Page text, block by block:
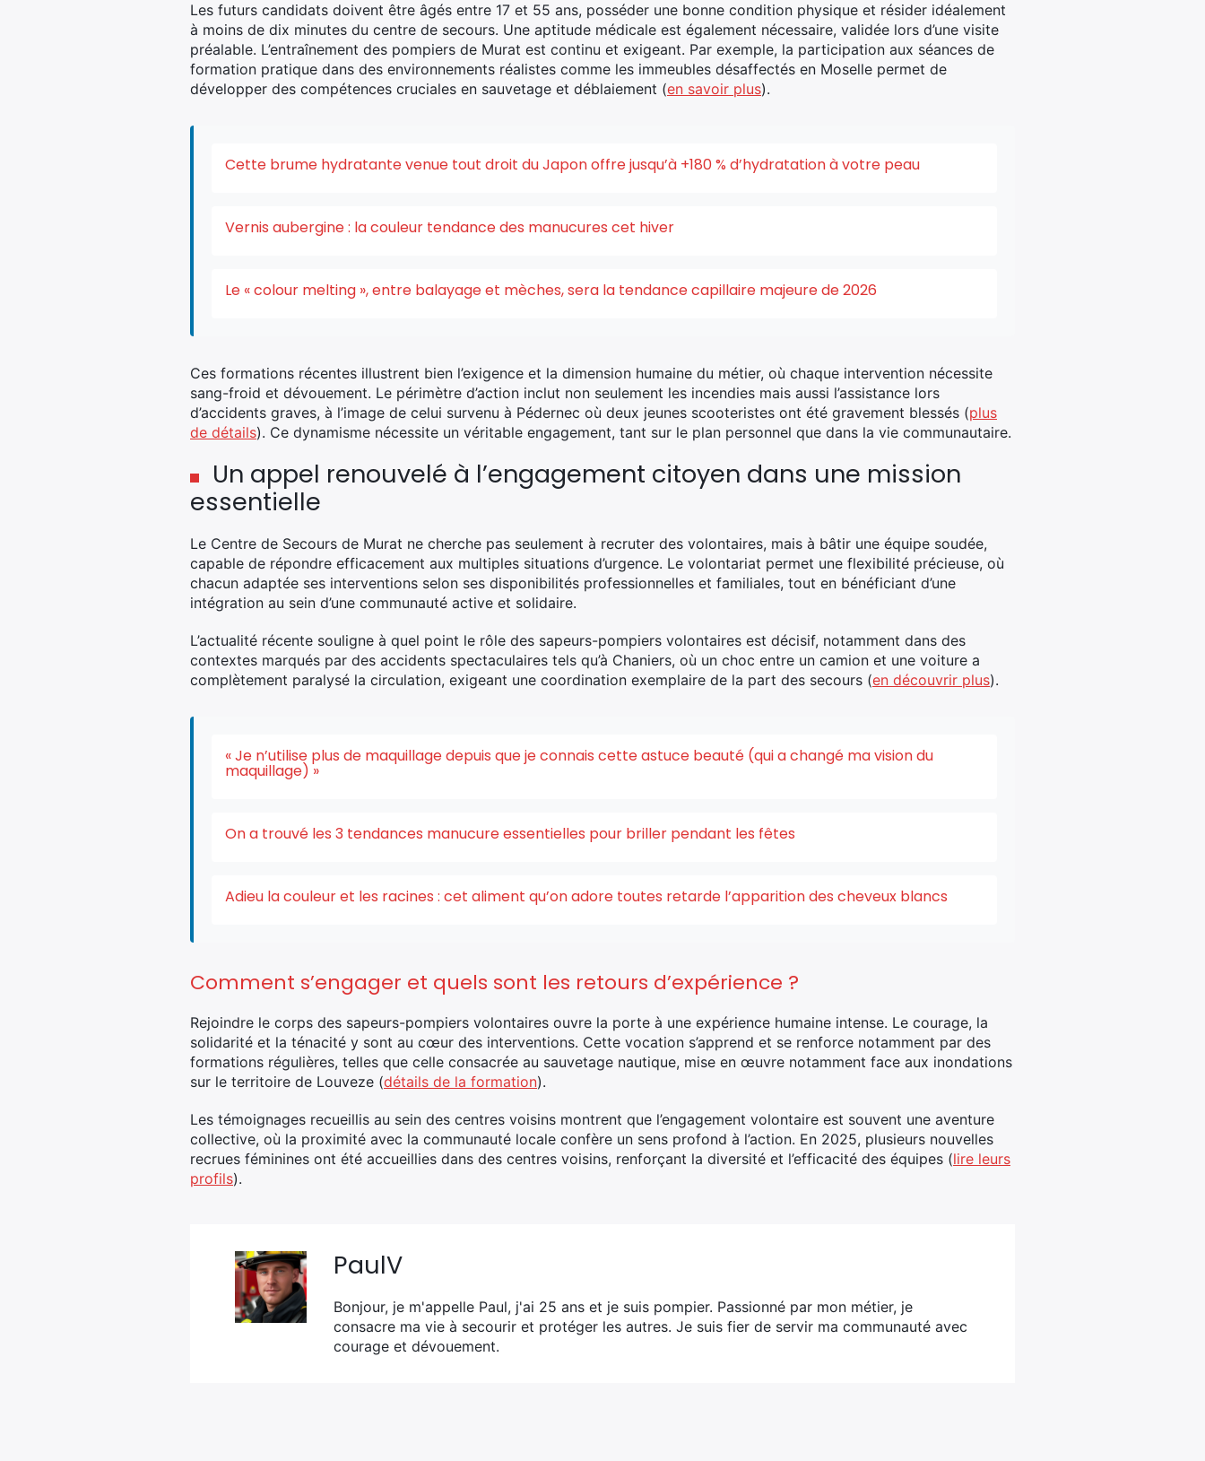
Les futurs candidats doivent être âgés entre 17 et 55 ans, posséder une bonne condition physique et résider idéalement
à moins de dix minutes du centre de secours. Une aptitude médicale est également nécessaire, validée lors d’une visite
préalable. L’entraînement des pompiers de Murat est continu et exigeant. Par exemple, la participation aux séances de
formation pratique dans des environnements réalistes comme les immeubles désaffectés en Moselle permet de
développer des compétences cruciales en sauvetage et déblaiement (en savoir plus).
Cette brume hydratante venue tout droit du Japon offre jusqu’à +180 % d’hydratation à votre peau
Vernis aubergine : la couleur tendance des manucures cet hiver
Le « colour melting », entre balayage et mèches, sera la tendance capillaire majeure de 2026
Ces formations récentes illustrent bien l’exigence et la dimension humaine du métier, où chaque intervention nécessite
sang-froid et dévouement. Le périmètre d’action inclut non seulement les incendies mais aussi l’assistance lors
d’accidents graves, à l’image de celui survenu à Pédernec où deux jeunes scooteristes ont été gravement blessés (plus
de détails). Ce dynamisme nécessite un véritable engagement, tant sur le plan personnel que dans la vie communautaire.
Un appel renouvelé à l’engagement citoyen dans une mission
essentielle
Le Centre de Secours de Murat ne cherche pas seulement à recruter des volontaires, mais à bâtir une équipe soudée,
capable de répondre efficacement aux multiples situations d’urgence. Le volontariat permet une flexibilité précieuse, où
chacun adaptée ses interventions selon ses disponibilités professionnelles et familiales, tout en bénéficiant d’une
intégration au sein d’une communauté active et solidaire.
L’actualité récente souligne à quel point le rôle des sapeurs-pompiers volontaires est décisif, notamment dans des
contextes marqués par des accidents spectaculaires tels qu’à Chaniers, où un choc entre un camion et une voiture a
complètement paralysé la circulation, exigeant une coordination exemplaire de la part des secours (en découvrir plus).
« Je n’utilise plus de maquillage depuis que je connais cette astuce beauté (qui a changé ma vision du
maquillage) »
On a trouvé les 3 tendances manucure essentielles pour briller pendant les fêtes
Adieu la couleur et les racines : cet aliment qu’on adore toutes retarde l’apparition des cheveux blancs
Comment s’engager et quels sont les retours d’expérience ?
Rejoindre le corps des sapeurs-pompiers volontaires ouvre la porte à une expérience humaine intense. Le courage, la
solidarité et la ténacité y sont au cœur des interventions. Cette vocation s’apprend et se renforce notamment par des
formations régulières, telles que celle consacrée au sauvetage nautique, mise en œuvre notamment face aux inondations
sur le territoire de Louveze (détails de la formation).
Les témoignages recueillis au sein des centres voisins montrent que l’engagement volontaire est souvent une aventure
collective, où la proximité avec la communauté locale confère un sens profond à l’action. En 2025, plusieurs nouvelles
recrues féminines ont été accueillies dans des centres voisins, renforçant la diversité et l’efficacité des équipes (lire leurs
profils).
PaulV
Bonjour, je m'appelle Paul, j'ai 25 ans et je suis pompier. Passionné par mon métier, je
consacre ma vie à secourir et protéger les autres. Je suis fier de servir ma communauté avec
courage et dévouement.